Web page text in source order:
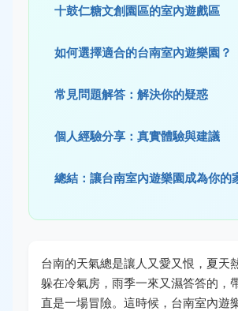
十鼓仁糖文創園區的室內遊戲區
如何選擇適合的台南室內遊樂園？
常見問題解答：解決你的疑惑
個人經驗分享：真實體驗與建議
總結：讓台南室內遊樂園成為你的
台南的天氣總是讓人又愛又恨，夏天
躲在冷氣房，雨季一來又濕答答的，
直是一場冒險。這時候，台南室內遊